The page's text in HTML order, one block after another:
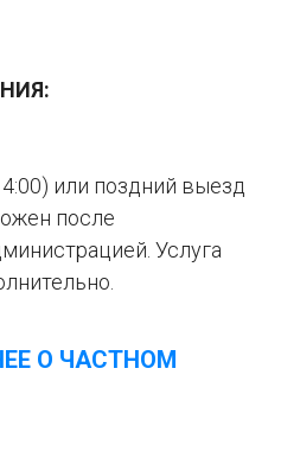
или поздний выезд
после
Услуга
О ЧАСТНОМ